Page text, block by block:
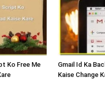
Ko Free Me
Gmail Id Ka
Kaise Change